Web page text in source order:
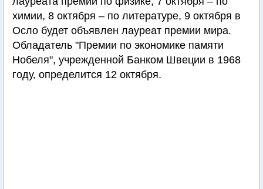
химии, 8 октября – по литературе, 9 октября в
Осло будет объявлен лауреат премии мира.
Обладатель "Премии по экономике памяти
Нобеля", учрежденной Банком Швеции в 1968
году, определится 12 октября.